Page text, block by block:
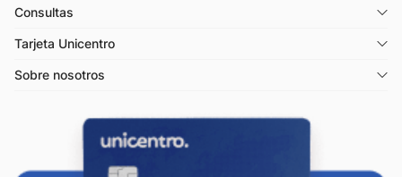
Somos la primera tienda de departamentos
del Paraguay, especialistas de moda.